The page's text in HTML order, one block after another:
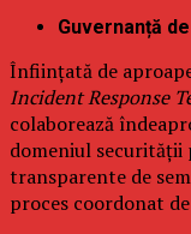
Guvernanță
Înființată de
Incident Response
colaborează
domeniul
transparente de
proces coordonat